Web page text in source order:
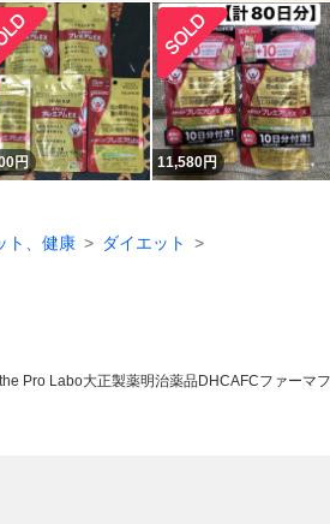
円 11,580円
ト、健康
ダイエット
Pro Labo大正製薬明治薬品DHCAFCファーマ